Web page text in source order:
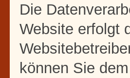
Die
Website erfolgt
können Sie